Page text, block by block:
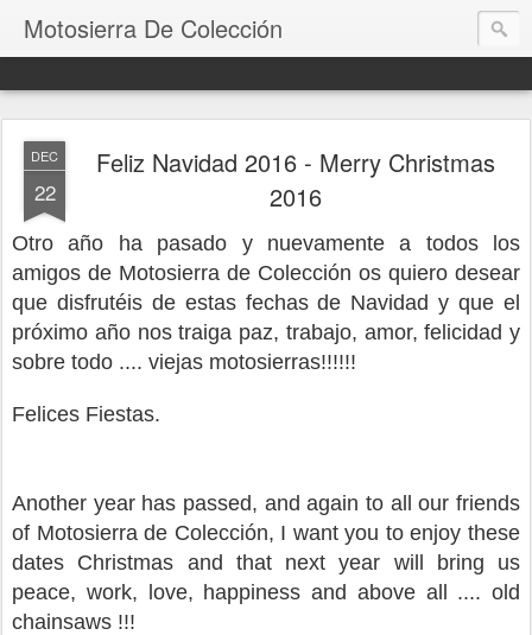
Motosierra De Colección
DEC
22
Feliz Navidad 2016 - Merry Christmas
2016
Otro año ha pasado y nuevamente a todos los
amigos de Motosierra de Colección os quiero desear
que disfrutéis de estas fechas de Navidad y que el
próximo año nos traiga paz, trabajo, amor, felicidad y
sobre todo .... viejas motosierras!!!!!!
Felices Fiestas.
Another year has passed, and again to all our friends
of Motosierra de Colección, I want you to enjoy these
dates Christmas and that next year will bring us
peace, work, love, happiness and above all .... old
chainsaws !!!